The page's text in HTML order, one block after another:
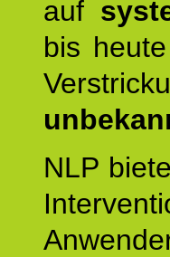
auf
bis
NLP